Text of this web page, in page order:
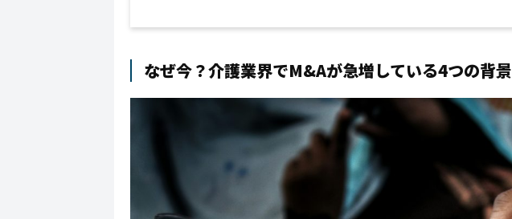
なぜ今？介護業界でM&Aが急増している4つの背景